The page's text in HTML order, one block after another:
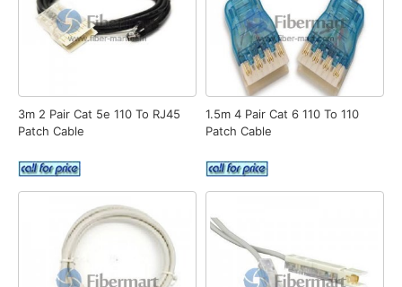
3m 2 Pair Cat 5e 110 To RJ45
Patch Cable
1.5m 4 Pair Cat 6 110 To 110
Patch Cable